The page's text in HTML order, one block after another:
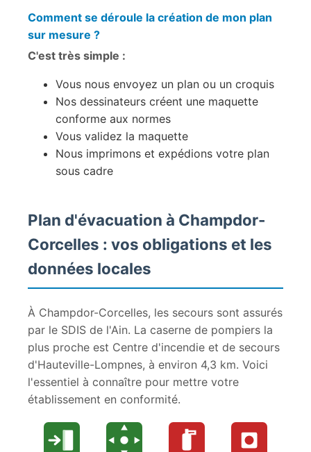
Comment se déroule la création de mon plan
sur mesure ?
C'est très simple :
Vous nous envoyez un plan ou un croquis
Nos dessinateurs créent une maquette
conforme aux normes
Vous validez la maquette
Nous imprimons et expédions votre plan
sous cadre
Plan d'évacuation à Champdor-
Corcelles : vos obligations et les
données locales
À Champdor-Corcelles, les secours sont assurés
par le SDIS de l'Ain. La caserne de pompiers la
plus proche est Centre d'incendie et de secours
d'Hauteville-Lompnes, à environ 4,3 km. Voici
l'essentiel à connaître pour mettre votre
établissement en conformité.